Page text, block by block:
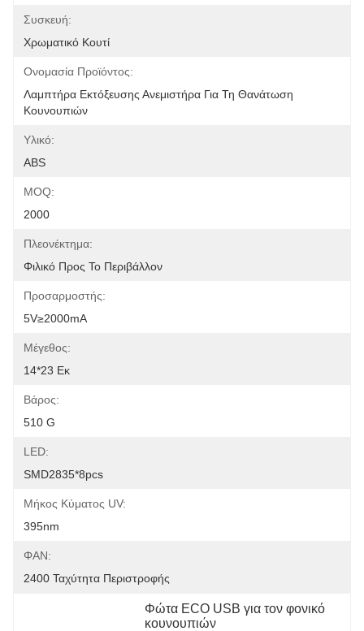
Συσκευή:
Χρωματικό Κουτί
Ονομασία Προϊόντος:
Λαμπτήρα Εκτόξευσης Ανεμιστήρα Για Τη Θανάτωση
Κουνουπιών
Υλικό:
ABS
MOQ:
2000
Πλεονέκτημα:
Φιλικό Προς Το Περιβάλλον
Προσαρμοστής:
5V≥2000mA
Μέγεθος:
14*23 Εκ
Βάρος:
510 G
LED:
SMD2835*8pcs
Μήκος Κύματος UV:
395nm
ΦΑΝ:
2400 Ταχύτητα Περιστροφής
Φώτα ECO USB για τον φονικό
κουνουπιών